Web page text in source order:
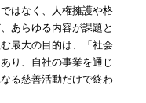
はなく、人権擁護や格
あらゆる内容が課題と
最大の目的は、「社会
り、自社の事業を通じ
る慈善活動だけで終わ